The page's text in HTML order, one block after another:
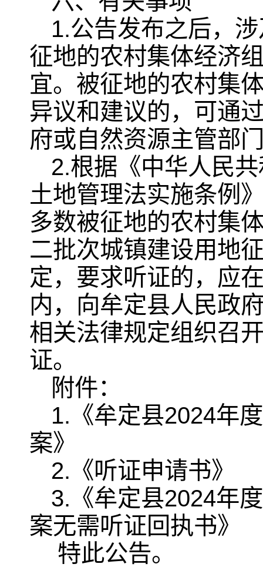
1.公告发布之后，
征地的农村集体经济
宜。被征地的农村集
异议和建议的，可通
府或自然资源主管部
2.根据《中华人民
土地管理法实施条例
多数被征地的农村集
二批次城镇建设用地
定，要求听证的，应
内，向牟定县人民政
相关法律规定组织召
证。
附件：
1.《牟定县2024年
案》
2.《听证申请书》
3.《牟定县2024年
案无需听证回执书》
特此公告。